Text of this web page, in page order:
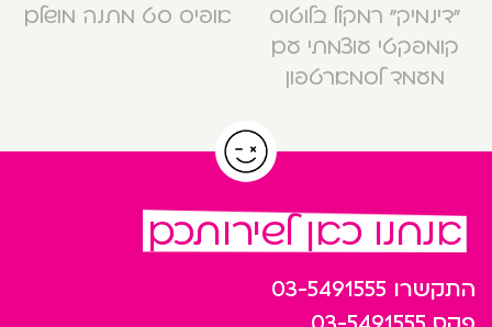
“דינמיק” רמקול בלוטוס
קומפקטי עוצמתי עם
מעמד לסמארטפון
אופיס סט מתנה מושלם
אנחנו כאן לשירותכם
התקשרו 03-5491555